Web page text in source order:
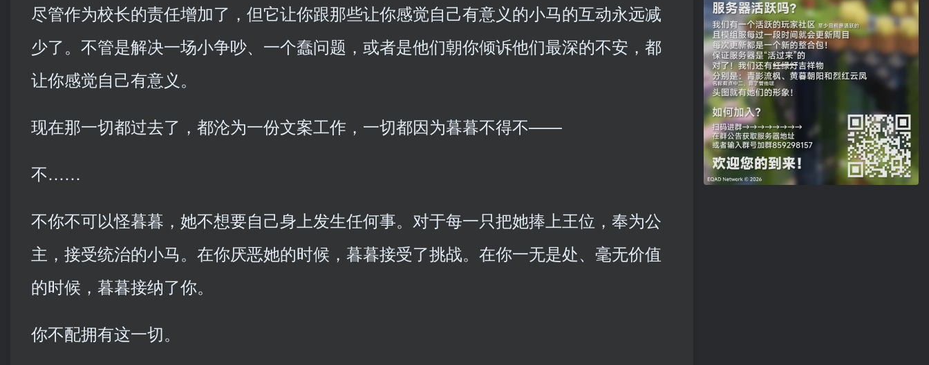
尽管作为校长的责任增加了，但它让你跟那些让你感觉自己有意义的小马的互动永远减
少了。不管是解决一场小争吵、一个蠢问题，或者是他们朝你倾诉他们最深的不安，都
让你感觉自己有意义。
现在那一切都过去了，都沦为一份文案工作，一切都因为暮暮不得不——
不……
不你不可以怪暮暮，她不想要自己身上发生任何事。对于每一只把她捧上王位，奉为公
主，接受统治的小马。在你厌恶她的时候，暮暮接受了挑战。在你一无是处、毫无价值
的时候，暮暮接纳了你。
你不配拥有这一切。